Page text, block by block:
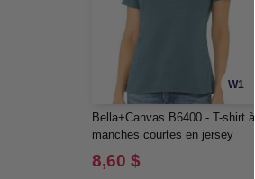
W1
Bella+Canvas B6400 - T-shirt à
manches courtes en jersey
décontracté pour femmes
8,60 $